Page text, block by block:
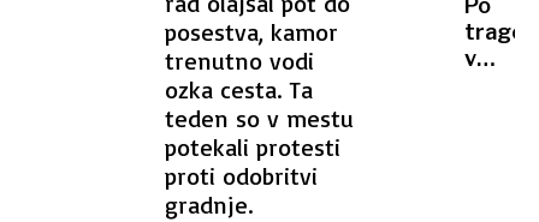
posestva, kamor
trenutno vodi
ozka cesta. Ta
teden so v mestu
potekali protesti
proti odobritvi
gradnje.
kupce
Po
v